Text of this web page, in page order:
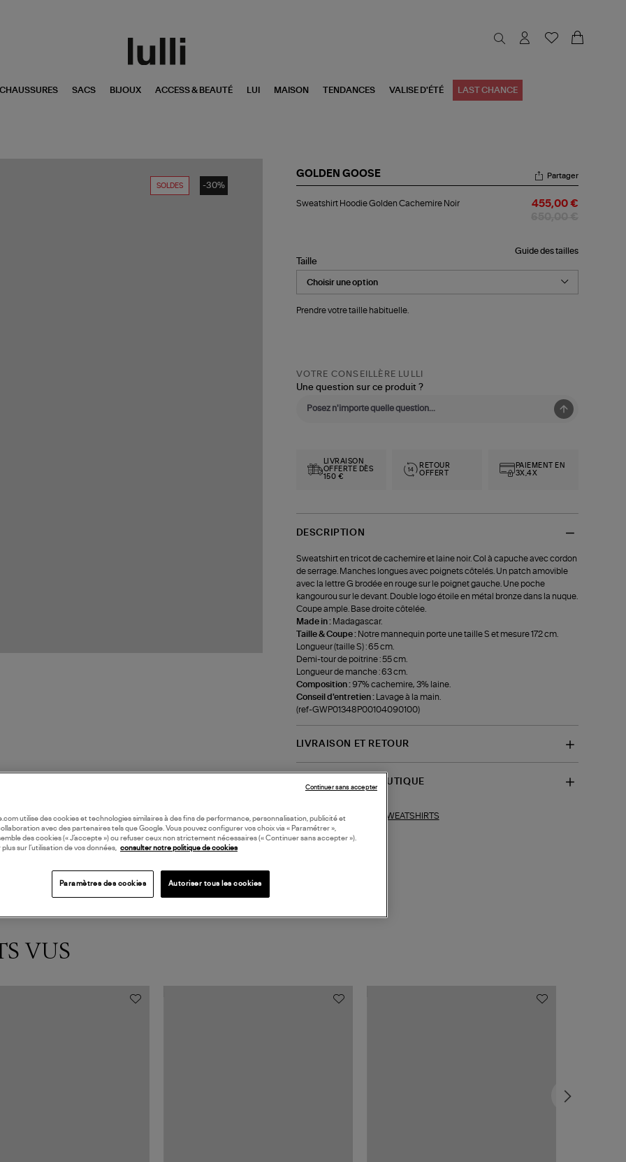
CHAUSSURES SACS BIJOUX ACCESS & BEAUTÉ LUI MAISON TENDANCES VALISE D'ÉTÉ LAST CHANCE
SOLDES -30%
GOLDEN GOOSE
Hoodie
Partager
Sweatshirt Hoodie Golden Cachemire Noir 455,00 €
Guide des tailles
Taille
Prendre votre taille habituelle.
VOTRE CONSEILLÈRE LULLI
Une question sur ce produit ?
LIVRAISON
OFFERTE DÈS
150 €
RETOUR
OFFERT
PAIEMENT EN
3X,4X
DESCRIPTION
Sweatshirt en tricot de cachemire et laine noir. Col à capuche avec cordon
de serrage. Manches longues avec poignets côtelés. Un patch amovible
avec la lettre G brodée en rouge sur le poignet gauche. Une poche
kangourou sur le devant. Double logo étoile en métal bronze dans la nuque.
Coupe ample. Base droite côtelée.
Made in : Madagascar.
Taille & Coupe : Notre mannequin porte une taille S et mesure 172 cm.
Longueur (taille S) : 65 cm.
Demi-tour de poitrine : 55 cm.
Longueur de manche : 63 cm.
Composition : 97% cachemire, 3% laine.
Conseil d'entretien :
Lavage à la main.
(ref-GWP01348P00104090100)
LIVRAISON ET RETOUR
DISPONIBILITÉ BOUTIQUE
Collections similaires : SWEATSHIRTS
VUS
utilise des cookies et technologies similaires à des fins de performance, personnalisation, publicité et
avec des partenaires tels que Google. Vous pouvez configurer vos choix via « Paramétrer »,
des cookies (« J’accepte ») ou refuser ceux non strictement nécessaires (« Continuer sans accepter »).
plus sur l’utilisation de vos données, consulter notre politique de cookies
Paramètres des cookies Autoriser tous les cookies
Continuer sans accepter